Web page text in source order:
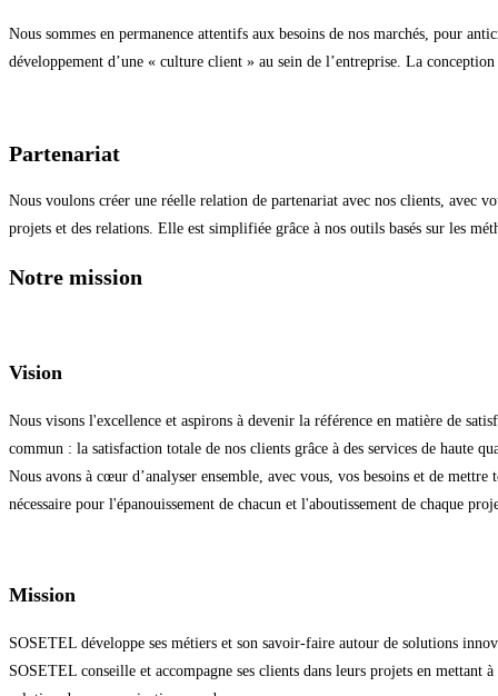
Nous sommes en permanence attentifs aux besoins de nos marchés, pour
développement d’une « culture client » au sein de l’entreprise. La
Partenariat
Nous voulons créer une réelle relation de partenariat avec nos clients, avec
projets et des relations. Elle est simplifiée grâce à nos outils basés sur les
Notre mission
Vision
Nous visons l'excellence et aspirons à devenir la référence en matière de
commun : la satisfaction totale de nos clients grâce à des services de haute
Nous avons à cœur d’analyser ensemble, avec vous, vos besoins et de
nécessaire pour l'épanouissement de chacun et l'aboutissement de chaque
Mission
SOSETEL développe ses métiers et son savoir-faire autour de solutions
SOSETEL conseille et accompagne ses clients dans leurs projets en mettant